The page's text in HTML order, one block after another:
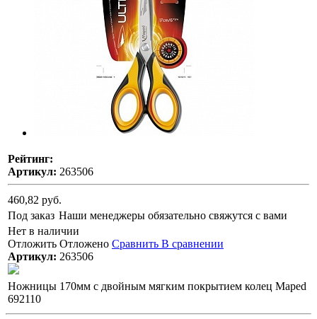
Рейтинг:
Артикул: 263506
460,82 руб.
Под заказ Наши менеджеры обязательно свяжутся с вами
Нет в наличии
Отложить Отложено Сравнить В сравнении
Артикул: 263506
Ножницы 170мм с двойным мягким покрытием колец Maped
692110